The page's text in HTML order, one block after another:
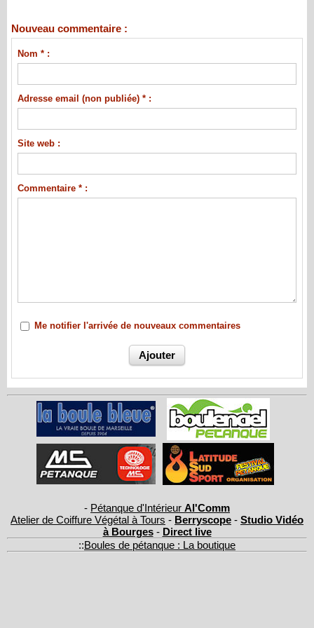
Nouveau commentaire :
Nom * :
Adresse email (non publiée) * :
Site web :
Commentaire * :
Me notifier l'arrivée de nouveaux commentaires
- Pétanque d'Intérieur Al'Comm
Atelier de Coiffure Végétal à Tours - Berryscope - Studio Vidéo
à Bourges- Direct live
::Boules de pétanque : La boutique